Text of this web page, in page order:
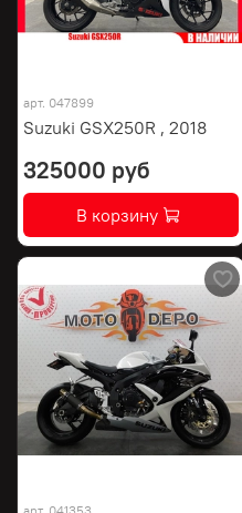
арт. 047899
Suzuki GSX250R , 2018
325000 руб
В корзину